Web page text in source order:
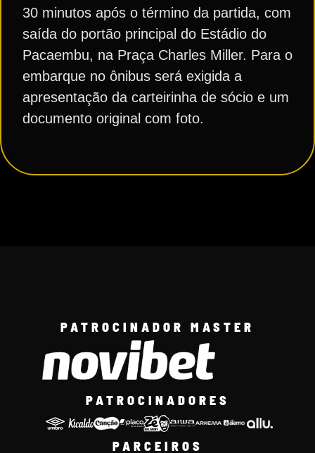
30 minutos após o término da partida, com
saída do portão principal do Estádio do
Pacaembu, na Praça Charles Miller. Para o
embarque no ônibus será exigida a
apresentação da carteirinha de sócio e um
documento original com foto.
PATROCINADOR MASTER
PATROCINADORES
PARCEIROS